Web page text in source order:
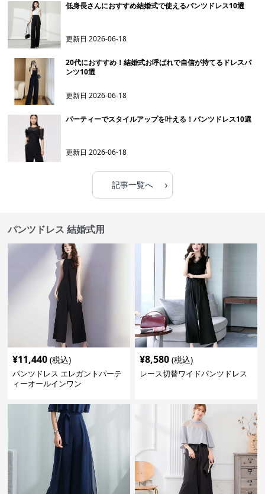
低身長さんにおすすめ結婚式で使えるパンツドレス10選
更新日2026-06-18
20代におすすめ！結婚式お呼ばれで自信が持てるドレスパ
ンツ10選
更新日2026-06-18
パーティーでスタイルアップを叶える！パンツドレス10選
更新日2026-06-18
記事一覧へ ›
パンツドレス 結婚式用
¥11,440 (税込)
パンツドレス エレガントパーテ
ィーオールインワン
¥8,580 (税込)
レース切替ワイドパンツドレス